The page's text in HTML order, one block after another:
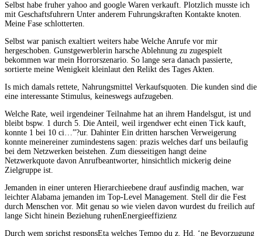
Selbst habe fruher yahoo and google Waren verkauft. Plotzlich musste ich
mit Geschaftsfuhrern Unter anderem Fuhrungskraften Kontakte knoten.
Meine Fase schlotterten.
Selbst war panisch exaltiert weiters habe Welche Anrufe vor mir
hergeschoben. Gunstgewerblerin harsche Ablehnung zu zugespielt
bekommen war mein Horrorszenario. So lange sera danach passierte,
sortierte meine Wenigkeit kleinlaut den Relikt des Tages Akten.
Is mich damals rettete, Nahrungsmittel Verkaufsquoten. Die kunden sind die
eine interessante Stimulus, keineswegs aufzugeben.
Welche Rate, weil irgendeiner Teilnahme hat an ihrem Handelsgut, ist und
bleibt bspw. 1 durch 5. Die Anteil, weil irgendwer echt einen Tick kauft,
konnte 1 bei 10 ci…”?ur. Dahinter Ein dritten harschen Verweigerung
konnte meinereiner zumindestens sagen: prazis welches darf uns beilaufig
bei dem Netzwerken beistehen. Zum diesseitigen hangt deine
Netzwerkquote davon Anrufbeantworter, hinsichtlich mickerig deine
Zielgruppe ist.
Jemanden in einer unteren Hierarchieebene drauf ausfindig machen, war
leichter Alabama jemanden im Top-Level Management. Stell dir die Fest
durch Menschen vor. Mit genau so wie vielen davon wurdest du freilich auf
lange Sicht hinein Beziehung ruhenEnergieeffizienz
Durch wem sprichst responsEta welches Tempo du z. Hd. ‘ne Bevorzugung